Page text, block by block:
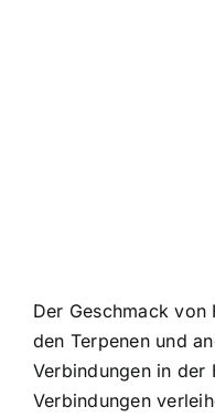
Der Geschmack
den Terpenen und
Verbindungen in der
Verbindungen